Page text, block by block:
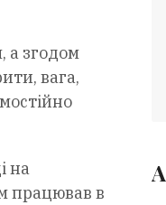
а згодом
вага,
на
працював в